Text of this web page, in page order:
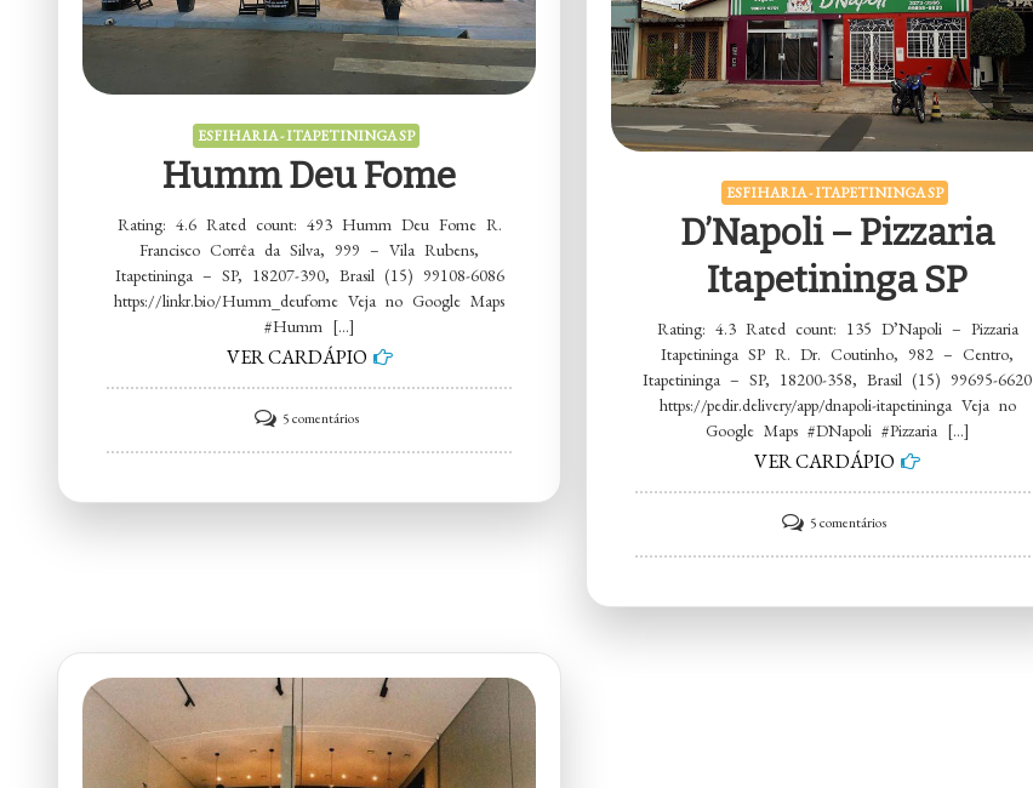
ESFIHARIA - ITAPETININGA SP
Humm Deu Fome
Rating: 4.6 Rated count: 493 Humm Deu Fome R.
Francisco Corrêa da Silva, 999 – Vila Rubens,
Itapetininga – SP, 18207-390, Brasil (15) 99108-6086
https://linkr.bio/Humm_deufome Veja no Google Maps
#Humm […]
VER CARDÁPIO
5 comentáriosem
Humm
ESFIHARIA - ITAPETININGA SP
D’Napoli – Pizzaria
Itapetininga SP
Rating: 4.3 Rated count: 135 D’Napoli – Pizzaria
Itapetininga SP R. Dr. Coutinho, 982 – Centro,
Itapetininga – SP, 18200-358, Brasil (15) 99695-6620
https://pedir.delivery/app/dnapoli-itapetininga Veja no
Google Maps #DNapoli #Pizzaria […]
VER CARDÁPIO
5 comentáriosem
D’Napoli